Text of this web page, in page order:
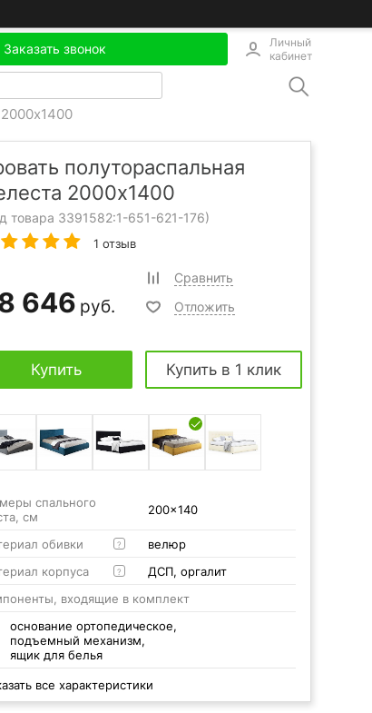
Заказать звонок
Личный
кабинет
полутораспальная
2000x1400
товара 3391582:1-651-621-176)
1 отзыв
646 руб.
Сравнить
Отложить
Купить Купить в 1 клик
спального
см
200x140
обивки ?
велюр
корпуса
?
ДСП, оргалит
входящие в комплект
основание ортопедическое,
подъемный механизм,
ящик для белья
все характеристики